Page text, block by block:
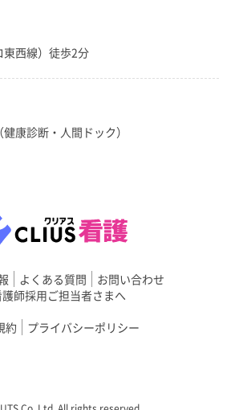
西線）徒歩2分
康診断・人間ドック）
よくある質問
お問い合わせ
師採用ご担当者さまへ
約
プライバシーポリシー